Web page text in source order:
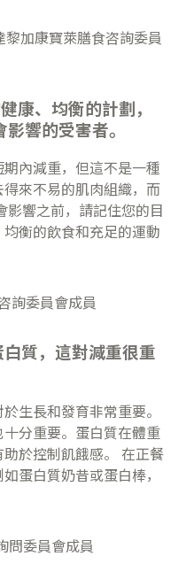
加康寶萊膳食咨詢委員
康、均衡的計劃，
響的受害者。
期內減重，但這不是一種
來不易的肌肉組織，而
影響之前，請記住您的目
衡的飲食和充足的運動
詢委員會成員
質，這對減重很重
生長和發育非常重要。
分重要。蛋白質在體重
於控制飢餓感。 在正餐
蛋白質奶昔或蛋白棒，
問委員會成員